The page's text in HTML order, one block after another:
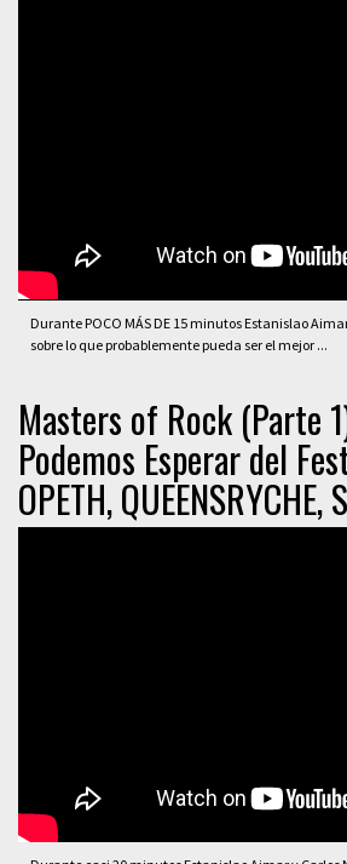
Durante POCO MÁS DE 15 minutos Estanislao
sobre lo que probablemente pueda ser el mejor ...
Masters of Rock (Parte
Podemos Esperar del
OPETH, QUEENSRYCHE,